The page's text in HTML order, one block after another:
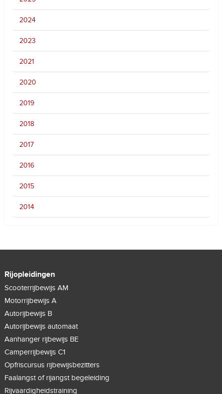
2024
2023
2021
2020
2019
2018
2017
2016
2015
2014
Rijopleidingen
Scooterrijbewijs AM
Motorrijbewijs A
Autorijbewijs B
Autorijbewijs automaat
Aanhanger rijbewijs BE
Camperrijbewijs C1
Opfriscursus rijbewijsbezitters
Faalangst of rijangst begeleiding
Rijvaardigheidstraining